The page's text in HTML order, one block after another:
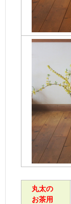
丸太の
お茶用